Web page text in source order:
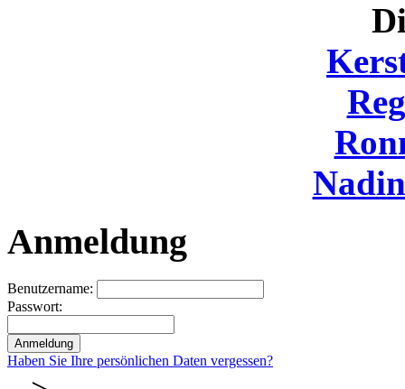
Anmeldung
Benutzername:
Passwort:
Haben Sie Ihre persönlichen Daten vergessen?